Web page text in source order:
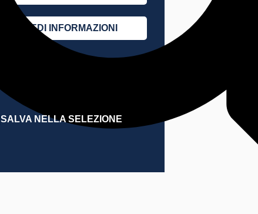
RICHIEDI INFORMAZIONI
SALVA NELLA SELEZIONE